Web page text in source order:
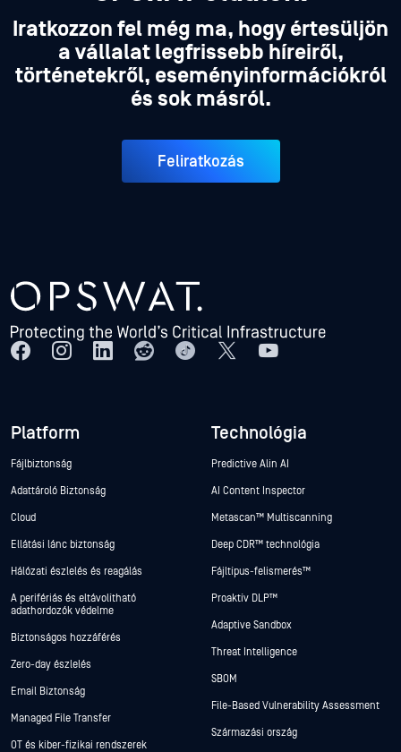
Iratkozzon fel még ma, hogy értesüljön
a vállalat legfrissebb híreiről,
történetekről, eseményinformációkról
és sok másról.
Feliratkozás
Platform
Fájlbiztonság
Adattároló Biztonság
Cloud
Ellátási lánc biztonság
Hálózati észlelés és reagálás
A perifériás és eltávolítható
adathordozók védelme
Biztonságos hozzáférés
Zero-day észlelés
Email Biztonság
Managed File Transfer
OT és kiber-fizikai rendszerek
Technológia
Predictive Alin AI
AI Content Inspector
Metascan™ Multiscanning
Deep CDR™ technológia
Fájltípus-felismerés™
Proaktív DLP™
Adaptive Sandbox
Threat Intelligence
SBOM
File-Based Vulnerability Assessment
Származási ország